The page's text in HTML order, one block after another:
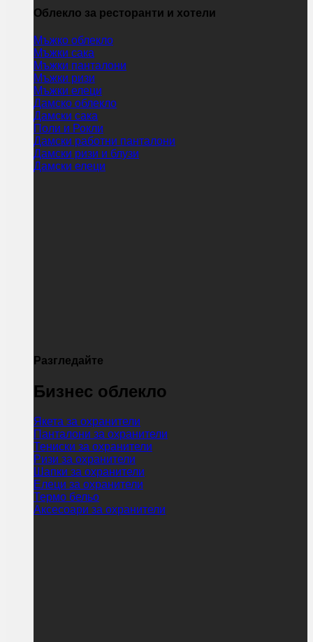
Облекло за ресторанти и хотели
Мъжко облекло
Мъжки сака
Мъжки панталони
Мъжки ризи
Мъжки елеци
Дамско облекло
Дамски сака
Поли и Рокли
Дамски работни панталони
Дамски ризи и блузи
Дамски елеци
Разгледайте
Бизнес облекло
Якета за охранители
Панталони за охранители
Тениски за охранители
Ризи за охранители
Шапки за охранители
Елеци за охранители
Термо бельо
Аксесоари за охранители